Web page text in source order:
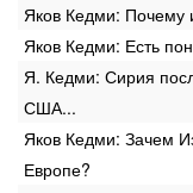
Яков Кедми: Почему
Яков Кедми: Есть
Я. Кедми: Сирия
США...
Яков Кедми: Зачем
Европе?